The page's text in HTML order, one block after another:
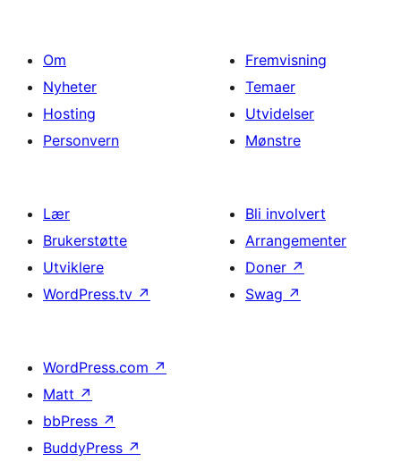
Om
Nyheter
Hosting
Personvern
Fremvisning
Temaer
Utvidelser
Mønstre
Lær
Brukerstøtte
Utviklere
WordPress.tv ↗
Bli involvert
Arrangementer
Doner ↗
Swag ↗
WordPress.com ↗
Matt ↗
bbPress ↗
BuddyPress ↗